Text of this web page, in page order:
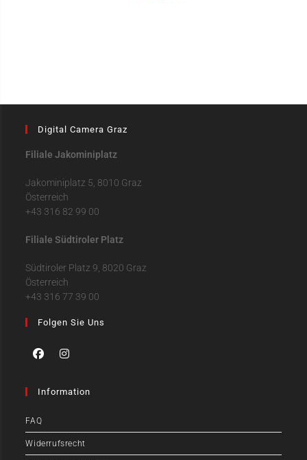
Digital Camera Graz
Filiale Jakominiplatz
Jakominiplatz 5, 8010 Graz
Österreich
+43 316 82 99 00
Filiale Südtiroler Platz
Südtiroler Platz 9, 8020 Graz
Österreich
+43 316 77 39 00
Folgen Sie Uns
Information
FAQ
Widerrufsrecht